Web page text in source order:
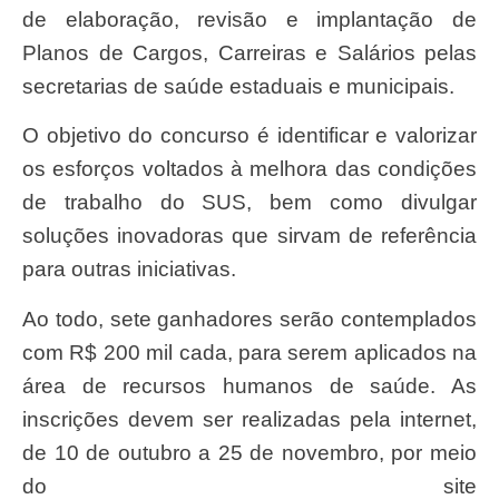
de elaboração, revisão e implantação de
Planos de Cargos, Carreiras e Salários pelas
secretarias de saúde estaduais e municipais.
O objetivo do concurso é identificar e valorizar
os esforços voltados à melhora das condições
de trabalho do SUS, bem como divulgar
soluções inovadoras que sirvam de referência
para outras iniciativas.
Ao todo, sete ganhadores serão contemplados
com R$ 200 mil cada, para serem aplicados na
área de recursos humanos de saúde. As
inscrições devem ser realizadas pela internet,
de 10 de outubro a 25 de novembro, por meio
do site